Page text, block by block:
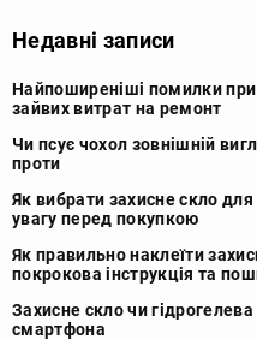
Недавні записи
Найпоширеніші помилки при
зайвих витрат на ремонт
Чи псує чохол зовнішній
проти
Як вибрати захисне скло
увагу перед покупкою
Як правильно наклеїти
покрокова інструкція та
Захисне скло чи
смартфона